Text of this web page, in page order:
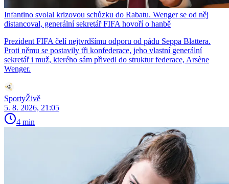
Infantino svolal krizovou schůzku do Rabatu. Wenger se od něj
distancoval, generální sekretář FIFA hovoří o hanbě
Prezident FIFA čelí nejtvrdšímu odporu od pádu Seppa Blattera.
Proti němu se postavily tři konfederace, jeho vlastní generální
sekretář i muž, kterého sám přivedl do struktur federace, Arsène
Wenger.
SportyŽivě
5. 8. 2026, 21:05
4 min